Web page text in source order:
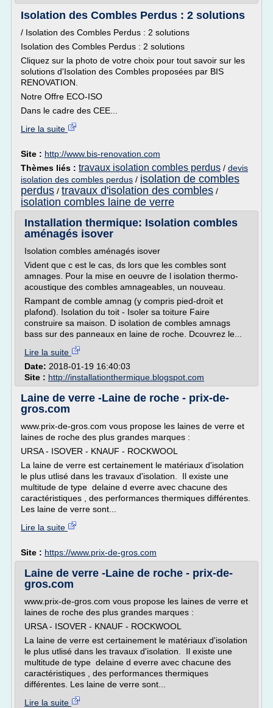
Isolation des Combles Perdus : 2 solutions
/ Isolation des Combles Perdus : 2 solutions
Isolation des Combles Perdus : 2 solutions
Cliquez sur la photo de votre choix pour tout savoir sur les
solutions d'Isolation des Combles proposées par BIS
RENOVATION.
Notre Offre ECO-ISO
Dans le cadre des CEE...
Lire la suite
Site : http://www.bis-renovation.com
Thèmes liés : travaux isolation combles perdus / devis
isolation des combles perdus / isolation de combles
perdus / travaux d'isolation des combles /
isolation combles laine de verre
Installation thermique: Isolation combles
aménagés isover
Isolation combles aménagés isover
Vident que c est le cas, ds lors que les combles sont
amnages. Pour la mise en oeuvre de l isolation thermo-
acoustique des combles amnageables, un nouveau.
Rampant de comble amnag (y compris pied-droit et
plafond). Isolation du toit - Isoler sa toiture Faire
construire sa maison. D isolation de combles amnags
bass sur des panneaux en laine de roche. Dcouvrez le...
Lire la suite
Date: 2018-01-19 16:40:03
Site : http://installationthermique.blogspot.com
Laine de verre -Laine de roche - prix-de-
gros.com
www.prix-de-gros.com vous propose les laines de verre et
laines de roche des plus grandes marques :
URSA - ISOVER - KNAUF - ROCKWOOL
La laine de verre est certainement le matériaux d'isolation
le plus utlisé dans les travaux d'isolation. Il existe une
multitude de type delaine d everre avec chacune des
caractéristiques , des performances thermiques différentes.
Les laine de verre sont...
Lire la suite
Site : https://www.prix-de-gros.com
Laine de verre -Laine de roche - prix-de-
gros.com
www.prix-de-gros.com vous propose les laines de verre et
laines de roche des plus grandes marques :
URSA - ISOVER - KNAUF - ROCKWOOL
La laine de verre est certainement le matériaux d'isolation
le plus utlisé dans les travaux d'isolation. Il existe une
multitude de type delaine d everre avec chacune des
caractéristiques , des performances thermiques
différentes. Les laine de verre sont...
Lire la suite